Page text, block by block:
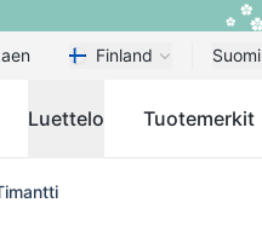
Finland Suomi
Luettelo Tuotemerkit